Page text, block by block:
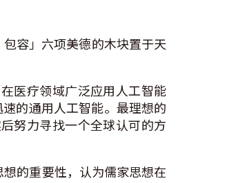
容」六项美德的木块置于天
在医疗领域广泛应用人工智能
的通用人工智能。最理想的
努力寻找一个全球认可的方
的重要性，认为儒家思想在